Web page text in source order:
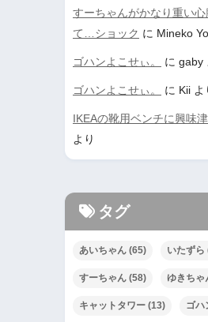
すーちゃんがかなり重い
て…ショック に Mineko
ゴハンよこせぃ。 に gaby
ゴハンよこせぃ。 に Kii よ
IKEAの靴用ベンチに興味
より
タグ
あいちゃん (65) いたずら
すーちゃん (58) ゆきちゃ
キャットタワー (13) ゴハ